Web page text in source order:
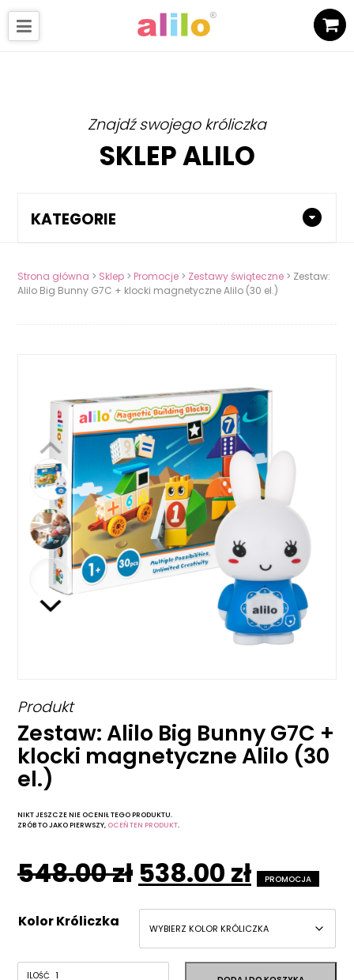
Znajdź swojego króliczka
SKLEP ALILO
KATEGORIE
Strona główna > Sklep > Promocje > Zestawy świąteczne > Zestaw:
Alilo Big Bunny G7C + klocki magnetyczne Alilo (30 el.)
Produkt
Zestaw: Alilo Big Bunny G7C +
klocki magnetyczne Alilo (30
el.)
NIKT JESZCZE NIE OCENIŁ TEGO PRODUKTU.
ZRÓB TO JAKO PIERWSZY, OCEŃ TEN PRODUKT.
548.00zł Pierwotna
cena
wynosiła:
538.00 zł
cena
wynosi:
PROMOCJA
Kolor Króliczka